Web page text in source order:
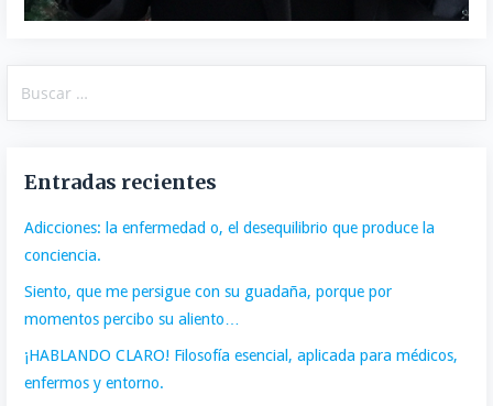
Entradas recientes
Adicciones: la enfermedad o, el desequilibrio que produce la
conciencia.
Siento, que me persigue con su guadaña, porque por
momentos percibo su aliento…
¡HABLANDO CLARO! Filosofía esencial, aplicada para médicos,
enfermos y entorno.